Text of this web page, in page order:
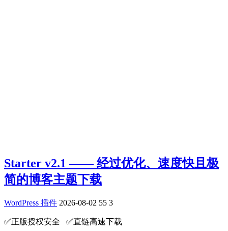
Starter v2.1 —— 经过优化、速度快且极
简的博客主题下载
WordPress 插件 2026-08-02 55 3
✅️正版授权安全 ✅️直链高速下载